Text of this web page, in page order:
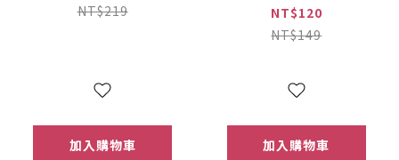
NT$219
加入購物車
NT$120
NT$149
加入購物車